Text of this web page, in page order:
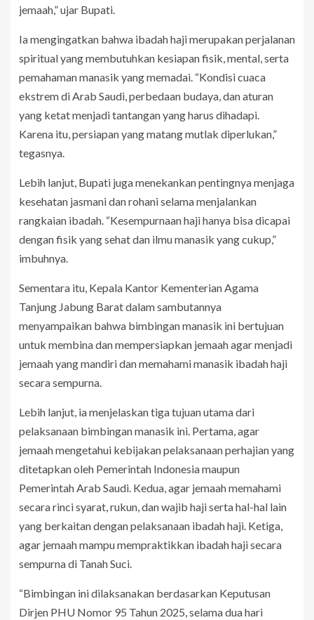
jemaah,” ujar Bupati.
Ia mengingatkan bahwa ibadah haji merupakan perjalanan
spiritual yang membutuhkan kesiapan fisik, mental, serta
pemahaman manasik yang memadai. “Kondisi cuaca
ekstrem di Arab Saudi, perbedaan budaya, dan aturan
yang ketat menjadi tantangan yang harus dihadapi.
Karena itu, persiapan yang matang mutlak diperlukan,”
tegasnya.
Lebih lanjut, Bupati juga menekankan pentingnya menjaga
kesehatan jasmani dan rohani selama menjalankan
rangkaian ibadah. “Kesempurnaan haji hanya bisa dicapai
dengan fisik yang sehat dan ilmu manasik yang cukup,”
imbuhnya.
Sementara itu, Kepala Kantor Kementerian Agama
Tanjung Jabung Barat dalam sambutannya
menyampaikan bahwa bimbingan manasik ini bertujuan
untuk membina dan mempersiapkan jemaah agar menjadi
jemaah yang mandiri dan memahami manasik ibadah haji
secara sempurna.
Lebih lanjut, ia menjelaskan tiga tujuan utama dari
pelaksanaan bimbingan manasik ini. Pertama, agar
jemaah mengetahui kebijakan pelaksanaan perhajian yang
ditetapkan oleh Pemerintah Indonesia maupun
Pemerintah Arab Saudi. Kedua, agar jemaah memahami
secara rinci syarat, rukun, dan wajib haji serta hal-hal lain
yang berkaitan dengan pelaksanaan ibadah haji. Ketiga,
agar jemaah mampu mempraktikkan ibadah haji secara
sempurna di Tanah Suci.
“Bimbingan ini dilaksanakan berdasarkan Keputusan
Dirjen PHU Nomor 95 Tahun 2025, selama dua hari